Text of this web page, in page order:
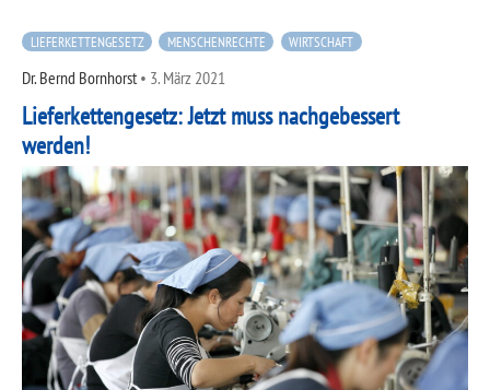
LIEFERKETTENGESETZ MENSCHENRECHTE WIRTSCHAFT
Dr. Bernd Bornhorst • 3. März 2021
Lieferkettengesetz: Jetzt muss nachgebessert
werden!